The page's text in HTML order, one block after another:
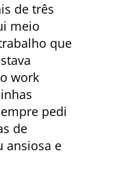
de três
meio
que
work
pedi
de
ansiosa e